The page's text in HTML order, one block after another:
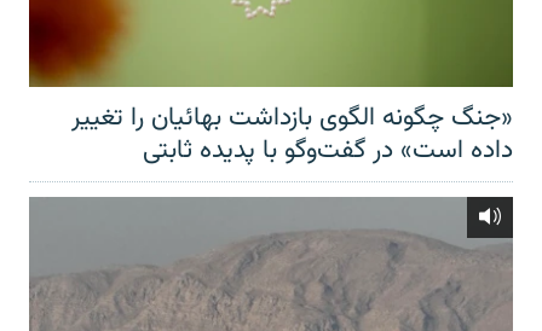
«جنگ چگونه الگوی بازداشت بهائیان را تغییر
داده است» در گفت‌وگو با پدیده ثابتی